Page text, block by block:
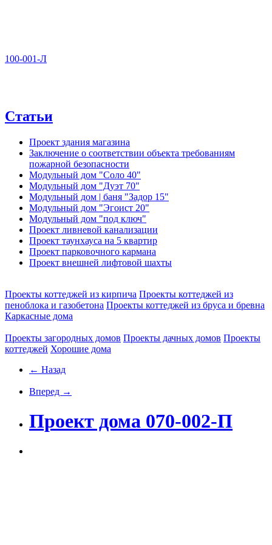
100-001-Л
Статьи
Проект здания магазина
Заключение о соответствии объекта требованиям
пожарной безопасности
Модульный дом "Соло 40"
Модульный дом "Дуэт 70"
Модульный дом | баня "Задор 15"
Модульный дом "Эгоист 20"
Модульный дом "под ключ"
Проект ливневой канализации
Проект таунхауса на 5 квартир
Проект парковочного кармана
Проект внешней лифтовой шахты
Проекты коттеджей из кирпича Проекты коттеджей из
пеноблока и газобетона Проекты коттеджей из бруса и бревна
Каркасные дома
Проекты загородных домов Проекты дачных домов Проекты
коттеджей Хорошие дома
← Назад
Вперед →
Проект дома 070-002-П